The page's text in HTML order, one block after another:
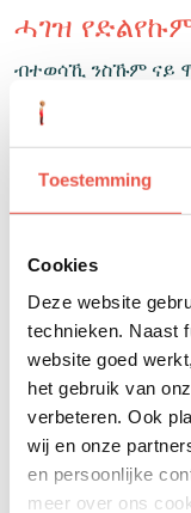
Toestemming
Cookies
Deze website
technieken. Naast
website goed
het gebruik van
verbeteren. Ook
wij en onze
en persoonlijke
meer over ons
ሓገዝ
ብተወሳኺ ንስኹም ናይ
ኢኹም። ኣብነታት
ማሕበራዊ ጉዳያት፡ ናይ
ዕዳ ኣማኸርቲ፡
ይኽእሉ። ምስ ካልእ
ብኽብረትኩም ነዚ
ምስና
ምስ መን ከም እትራከቡ
ብኽብረትኩም ንዓና
ብቛንቋ እንግሊዝ
ብኽብረትኩም ርኸቡና።
ቁጽሪ ተሌፎን፦ +31
መዓልታት ካብ ሰዓት